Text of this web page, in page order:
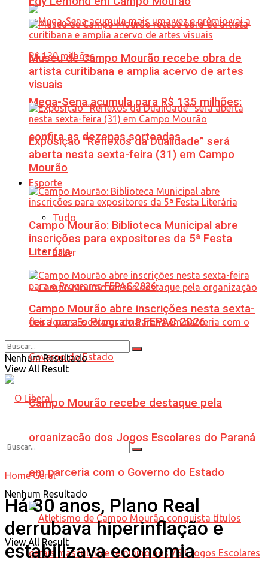
Mega-Sena acumula para R$ 135 milhões;
confira as dezenas sorteadas
Esporte
Tudo
Lazer
Campo Mourão recebe destaque pela
organização dos Jogos Escolares do Paraná
em parceria com o Governo do Estado
Museu de Campo Mourão recebe obra de
artista curitibana e amplia acervo de artes
visuais
Exposição “Reflexos da Dualidade” será
aberta nesta sexta-feira (31) em Campo
Mourão
Campo Mourão: Biblioteca Municipal abre
inscrições para expositores da 5ª Festa
Literária
Campo Mourão abre inscrições nesta sexta-
feira para o Programa FEPAC 2026
Nenhum Resultado
View All Result
Nenhum Resultado
View All Result
Home Geral
Há 30 anos, Plano Real
derrubava hiperinflação e
estabilizava economia